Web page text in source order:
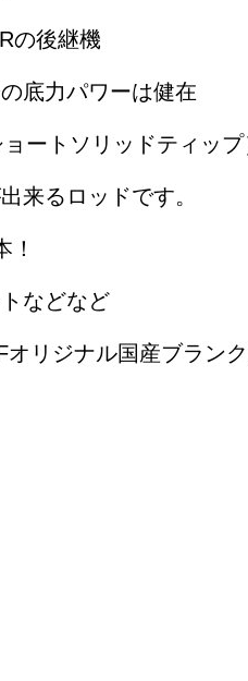
の後継機
底力パワーは健在
ートソリッドティップ
来るロッドです。
などなど
リジナル国産ブラン